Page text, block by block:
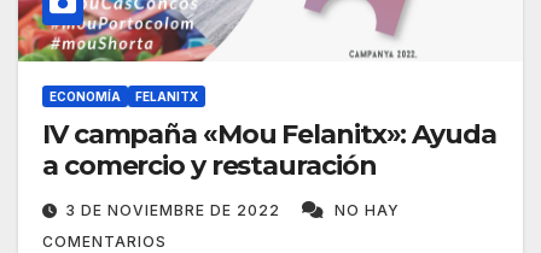
ECONOMÍA FELANITX
IV campaña «Mou Felanitx»: Ayuda
a comercio y restauración
3 DE NOVIEMBRE DE 2022
NO HAY
COMENTARIOS